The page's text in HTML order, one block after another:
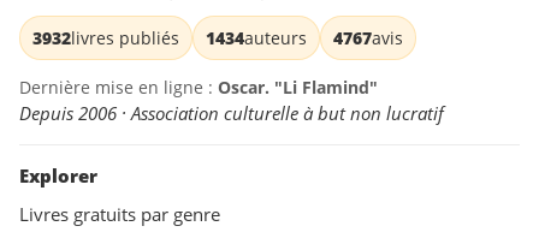
3932livres publiés 1434auteurs 4767avis
Dernière mise en ligne : Oscar. "Li Flamind"
Depuis 2006 · Association culturelle à but non lucratif
Explorer
Livres gratuits par genre